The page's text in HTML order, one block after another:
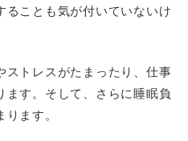
ることも気が付いていないけ
ストレスがたまったり、仕事
す。そして、さらに睡眠負
ます。